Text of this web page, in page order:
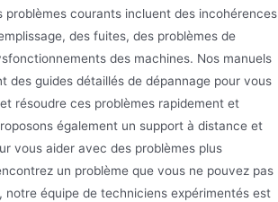
problèmes courants incluent des incohérences
des fuites, des problèmes de
des machines. Nos manuels
des guides détaillés de dépannage pour vous
résoudre ces problèmes rapidement et
également un support à distance et
vous aider avec des problèmes plus
un problème que vous ne pouvez pas
notre équipe de techniciens expérimentés est